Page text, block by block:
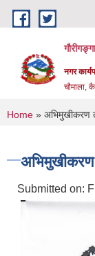
Skip to main content
नगर
चौमाला,
You are
Home » अभिमुखीकरण
अभिमुखीकरण
Submitted on: